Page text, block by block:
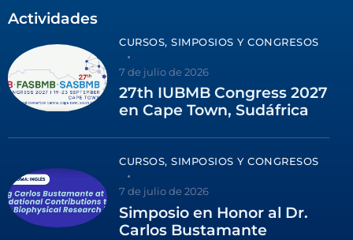
Actividades
CURSOS, SIMPOSIOS Y CONGRESOS
7 de julio de 2026
27th IUBMB Congress 2027
en Cape Town, Sudáfrica
CURSOS, SIMPOSIOS Y CONGRESOS
7 de julio de 2026
Simposio en Honor al Dr.
Carlos Bustamante